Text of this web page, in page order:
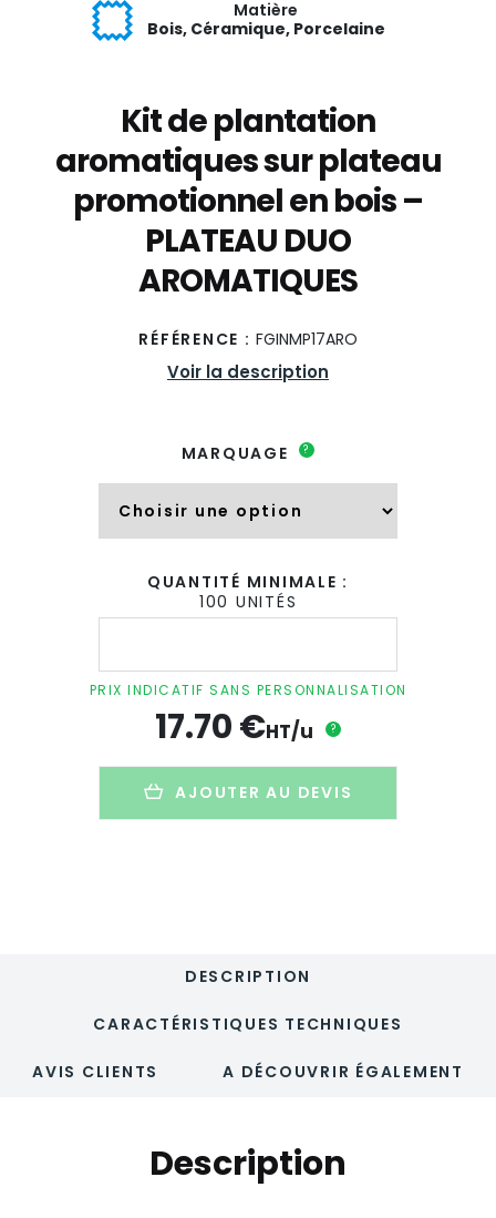
Matière
Bois, Céramique, Porcelaine
Kit de plantation
aromatiques sur plateau
promotionnel en bois –
PLATEAU DUO
AROMATIQUES
RÉFÉRENCE : FGINMP17ARO
Voir la description
MARQUAGE ?
QUANTITÉ MINIMALE :
100 UNITÉS
quantité
de
plantation
aromatiques
bois
PRIX INDICATIF SANS PERSONNALISATION
17.70€HT/u ?
AJOUTER AU DEVIS
DESCRIPTION
CARACTÉRISTIQUES TECHNIQUES
AVIS CLIENTS A DÉCOUVRIR ÉGALEMENT
Description